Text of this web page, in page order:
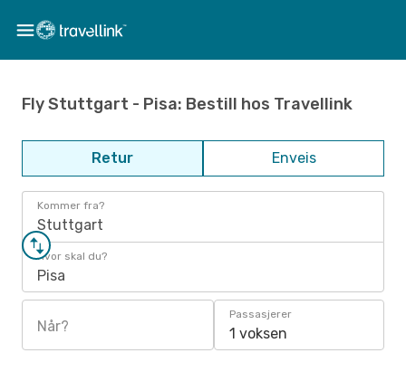
Fly Stuttgart - Pisa: Bestill hos Travellink
Retur Enveis
Kommer fra?
Stuttgart
Hvor skal du?
Pisa
Når?
Passasjerer
1 voksen